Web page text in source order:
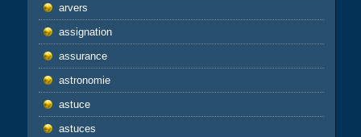
arvers
assignation
assurance
astronomie
astuce
astuces